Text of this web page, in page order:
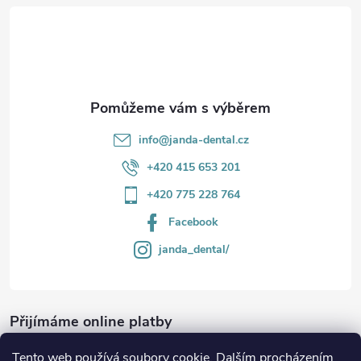
info@janda-dental.cz
+420 415 653 201
+420 775 228 764
Facebook
janda_dental/
Přijímáme online platby